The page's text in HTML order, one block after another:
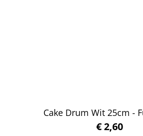
Cake Drum Wit 25cm -
€2,60